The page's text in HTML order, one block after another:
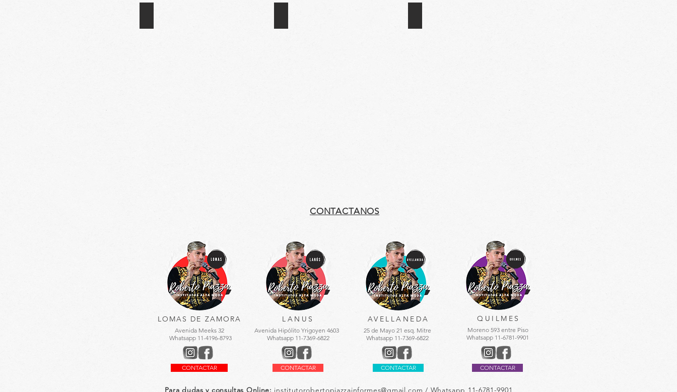
CONTACTANOS
LOMAS DE ZAMORA
Avenida Meeks 32
Whatsapp 11-4196-8793
CONTACTAR
LANUS
Avenida Hipólito Yrigoyen 4603
Whatsapp 11-7369-6822
CONTACTAR
AVELLANEDA
25 de Mayo 21 esq. Mitre
Whatsapp 11-7369-6822
CONTACTAR
QUILMES
Moreno 593 entre Piso
Whatsapp 11-6781-9901
CONTACTAR
Para dudas y consultas Online: institutorobertopiazzainformes@gmail.com / Whatsapp 11-6781-9901